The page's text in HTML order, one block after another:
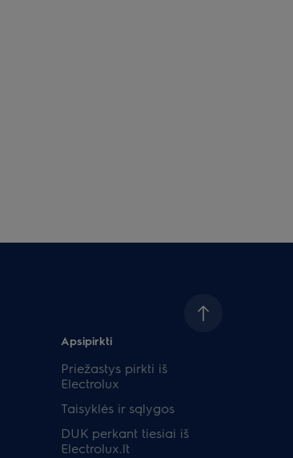
Apsipirkti
Priežastys pirkti iš
Electrolux
Taisyklės ir sąlygos
DUK perkant tiesiai iš
Electrolux.lt